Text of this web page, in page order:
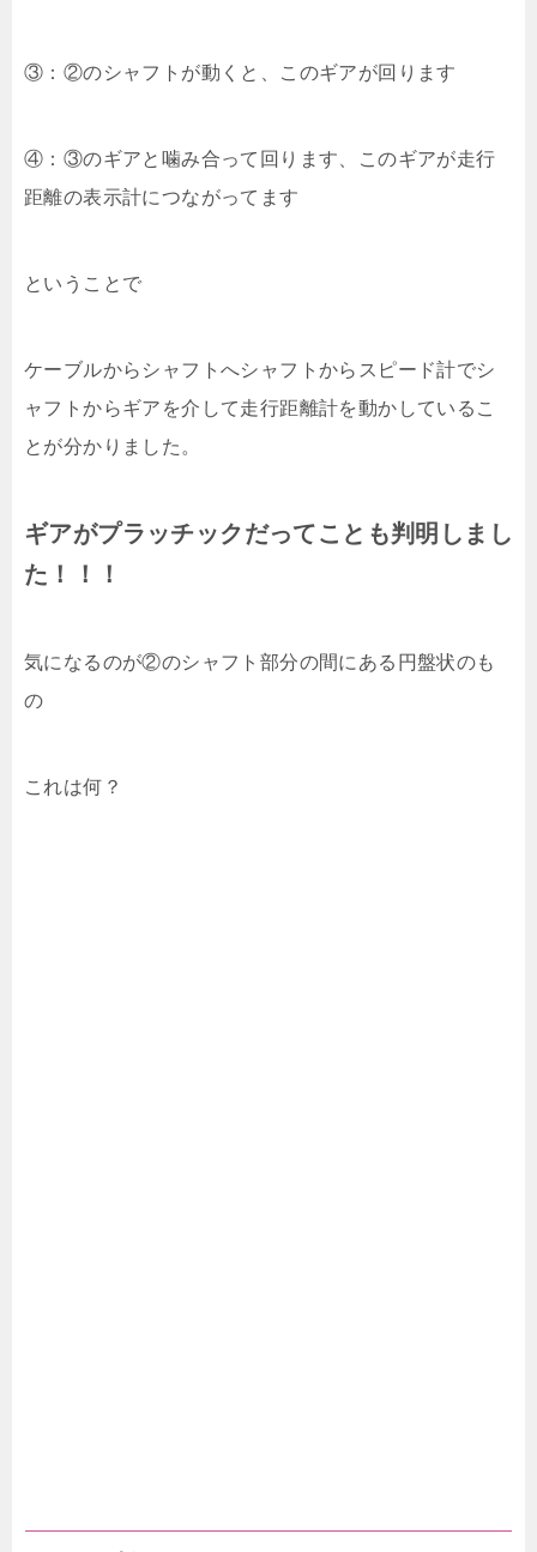
③：②のシャフトが動くと、このギアが回ります
④：③のギアと噛み合って回ります、このギアが走行
距離の表示計につながってます
ということで
ケーブルからシャフトへシャフトからスピード計でシ
ャフトからギアを介して走行距離計を動かしているこ
とが分かりました。
ギアがプラッチックだってことも判明しまし
た！！！
気になるのが②のシャフト部分の間にある円盤状のも
の
これは何？